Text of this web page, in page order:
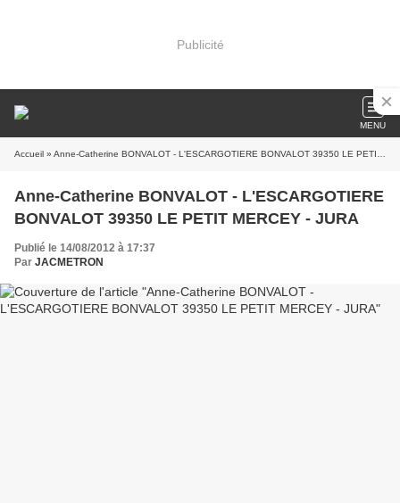
Publicité
MENU
Accueil » Anne-Catherine BONVALOT - L'ESCARGOTIERE BONVALOT 39350 LE PETIT MERCEY - JURA
Anne-Catherine BONVALOT - L'ESCARGOTIERE
BONVALOT 39350 LE PETIT MERCEY - JURA
Publié le 14/08/2012 à 17:37
Par JACMETRON